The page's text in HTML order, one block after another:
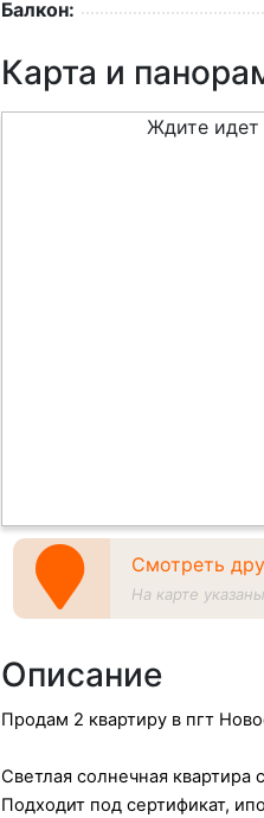
Балкон:
Карта и
Ждите идет
Смотреть
На карте
Описание
Продам 2 квартиру в пгт
Светлая солнечная
Подходит под сертификат,